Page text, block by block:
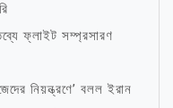
ফ্লাইট সম্প্রসারণ
নিয়ন্ত্রণে’ বলল ইরান